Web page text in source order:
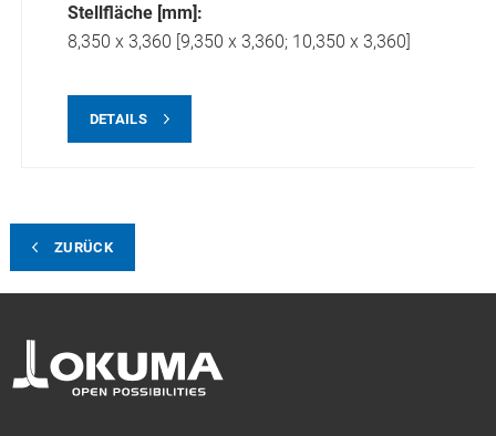
Stellfläche [mm]:
8,350 x 3,360 [9,350 x 3,360; 10,350 x 3,360]
DETAILS
ZURÜCK